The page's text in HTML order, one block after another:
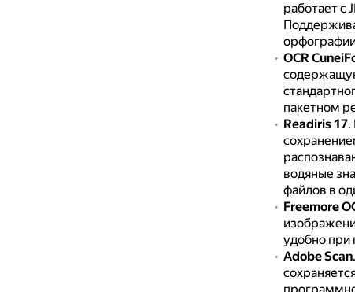
работает с
OCR
пакетном
Readiris 17.
водяные
файлов в
Freemore
удобно при
Adobe Scan.